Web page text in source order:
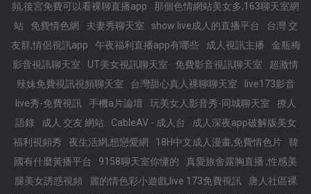
頻,後宮免費可以看裸聊直播app
那個色情網站美女多,163聊天室網
站
免費情色網 夫妻秀聊天室 show live成人的直播平台
台灣 交
友群,情侶視訊app
午夜福利直播app有哪些 成人視訊主播
金瓶梅
影音視訊聊天室
UT美女視訊聊天室 免費影音視訊聊天室
超激情
辣妹免費視訊視頻聊天室
台灣甜心真人裸聊聊天室
live173影音
live秀-免費視訊
手機a片論壇 玩美女人影音秀-同城聊天室
撩人
語錄
成人 交友 網站 CableAV - 成人台
成人深夜app破解版美女
福利視頻秀
夜生活網,想戀愛網 18H中文成人漫畫,免費情色片
韓
國有什麼黃播平台
9158聊天室你懂的
真愛旅舍露胸直播 ,性感美
腿美女誘惑視頻
麗的情色彩小遊戲,live 173免費視訊
唐人社區裸